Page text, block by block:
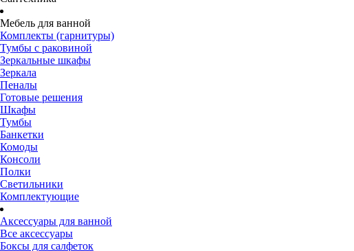
Мебель для ванной
Комплекты (гарнитуры)
Тумбы с раковиной
Зеркальные шкафы
Зеркала
Пеналы
Готовые решения
Шкафы
Тумбы
Банкетки
Комоды
Консоли
Полки
Светильники
Комплектующие
Аксессуары для ванной
Все аксессуары
Боксы для салфеток